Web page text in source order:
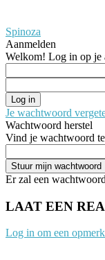
Spinoza
Aanmelden
Welkom! Log in op je
Je wachtwoord
Wachtwoord herstel
Vind je wachtwoord
Er zal een
LAAT EEN
Log in om een